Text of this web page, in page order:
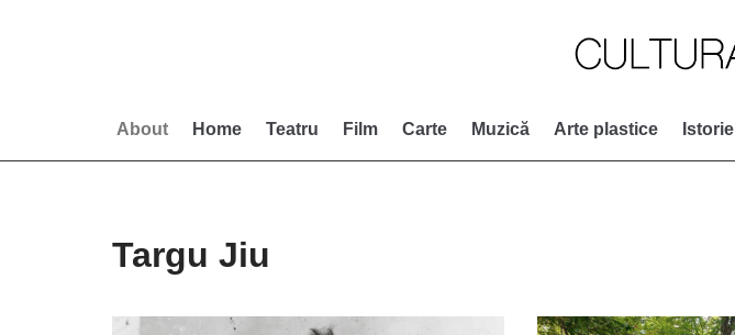
About Home Teatru Film Carte Muzică Arte plastice Istorie
Targu Jiu